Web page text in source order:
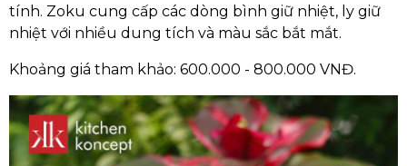
tính. Zoku cung cấp các dòng bình giữ nhiệt, ly giữ
nhiệt với nhiều dung tích và màu sắc bắt mắt.
Khoảng giá tham khảo: 600.000 - 800.000 VNĐ.